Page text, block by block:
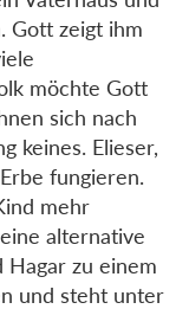
Gott zeigt ihm
möchte Gott
sich nach
keines. Elieser,
fungieren.
mehr
alternative
Hagar zu einem
und steht unter